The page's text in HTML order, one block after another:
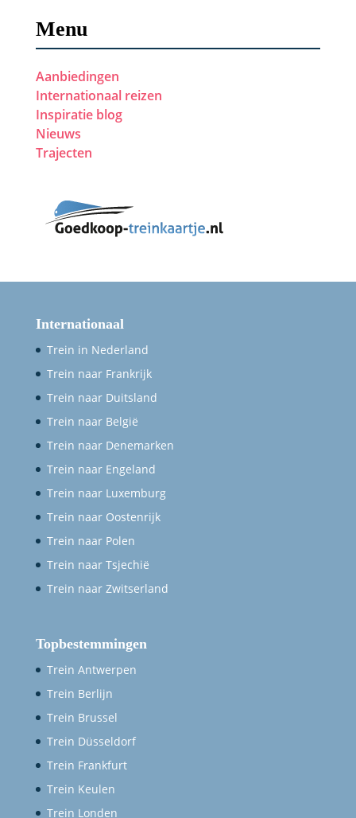
Menu
Aanbiedingen
Internationaal reizen
Inspiratie blog
Nieuws
Trajecten
Internationaal
Trein in Nederland
Trein naar Frankrijk
Trein naar Duitsland
Trein naar België
Trein naar Denemarken
Trein naar Engeland
Trein naar Luxemburg
Trein naar Oostenrijk
Trein naar Polen
Trein naar Tsjechië
Trein naar Zwitserland
Topbestemmingen
Trein Antwerpen
Trein Berlijn
Trein Brussel
Trein Düsseldorf
Trein Frankfurt
Trein Keulen
Trein Londen